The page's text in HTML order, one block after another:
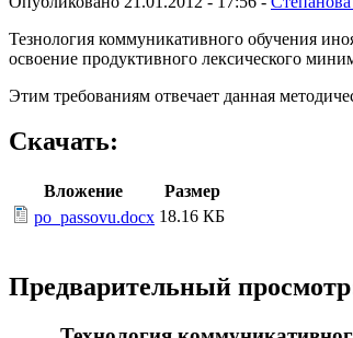
Тезнология коммуникативного обучения
освоение продуктивного лексического
Этим требованиям отвечает данная
Скачать:
Вложение
Размер
po_passovu.docx 18.16 КБ
Предварительный